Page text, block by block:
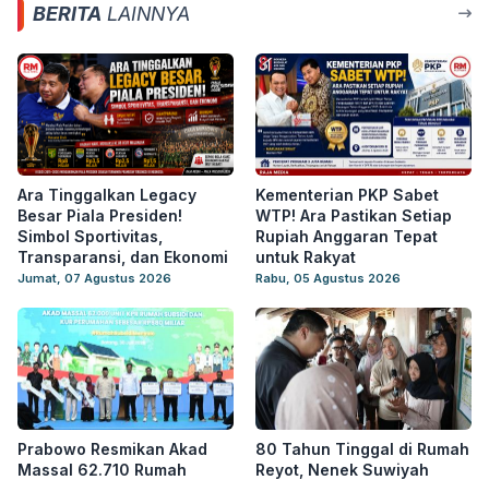
BERITA LAINNYA
Ara Tinggalkan Legacy
Besar Piala Presiden!
Simbol Sportivitas,
Transparansi, dan Ekonomi
Jumat, 07 Agustus 2026
Kementerian PKP Sabet
WTP! Ara Pastikan Setiap
Rupiah Anggaran Tepat
untuk Rakyat
Rabu, 05 Agustus 2026
Prabowo Resmikan Akad
Massal 62.710 Rumah
80 Tahun Tinggal di Rumah
Reyot, Nenek Suwiyah